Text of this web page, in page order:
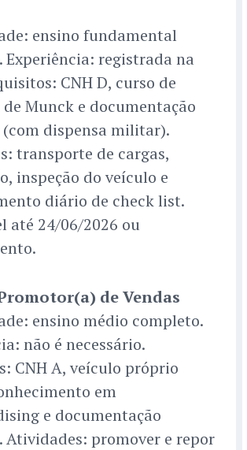
ensino fundamental
Experiência: registrada na
CNH D, curso de
Munck e documentação
dispensa militar).
transporte de cargas,
inspeção do veículo e
diário de check list.
até 24/06/2026 ou
de Vendas
ensino médio completo.
não é necessário.
CNH A, veículo próprio
em
e documentação
Atividades: promover e repor